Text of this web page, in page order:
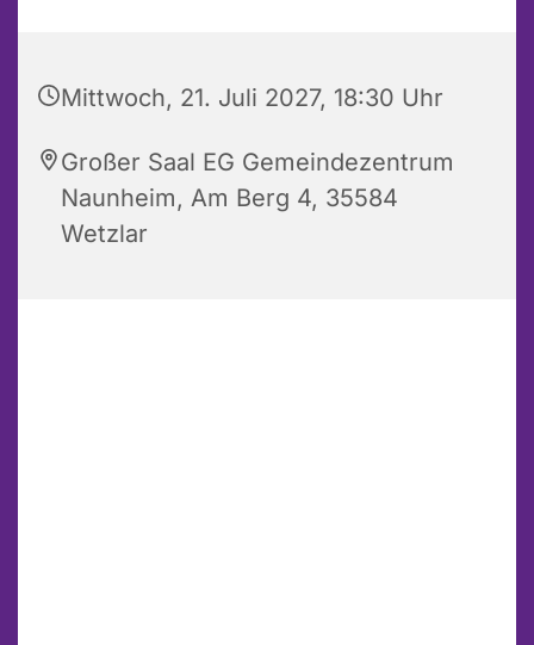
Mittwoch, 21. Juli 2027, 18:30 Uhr
Großer Saal EG Gemeindezentrum
Naunheim, Am Berg 4, 35584
Wetzlar